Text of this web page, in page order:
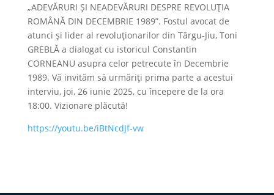
„ADEVĂRURI ȘI NEADEVĂRURI DESPRE REVOLUȚIA
ROMÂNĂ DIN DECEMBRIE 1989”. Fostul avocat de
atunci și lider al revoluționarilor din Târgu-Jiu, Toni
GREBLĂ a dialogat cu istoricul Constantin
CORNEANU asupra celor petrecute în Decembrie
1989. Vă invităm să urmăriți prima parte a acestui
interviu, joi, 26 iunie 2025, cu începere de la ora
18:00. Vizionare plăcută!
https://youtu.be/iBtNcdJf-vw